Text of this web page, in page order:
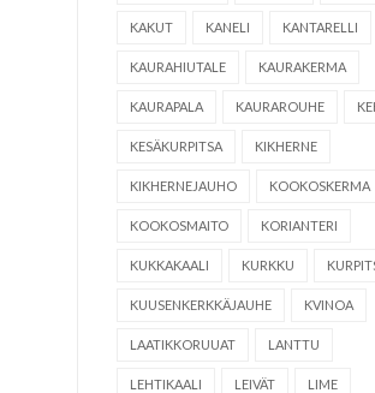
KAKUT KANELI KANTARELLI
KAURAHIUTALE KAURAKERMA
KAURAPALA KAURAROUHE
KESÄKURPITSA KIKHERNE
KIKHERNEJAUHO KOOKOSKERMA
KOOKOSMAITO KORIANTERI
KUKKAKAALI KURKKU
KUUSENKERKKÄJAUHE KVINOA
LAATIKKORUUAT LANTTU
LEHTIKAALI LEIVÄT LIME